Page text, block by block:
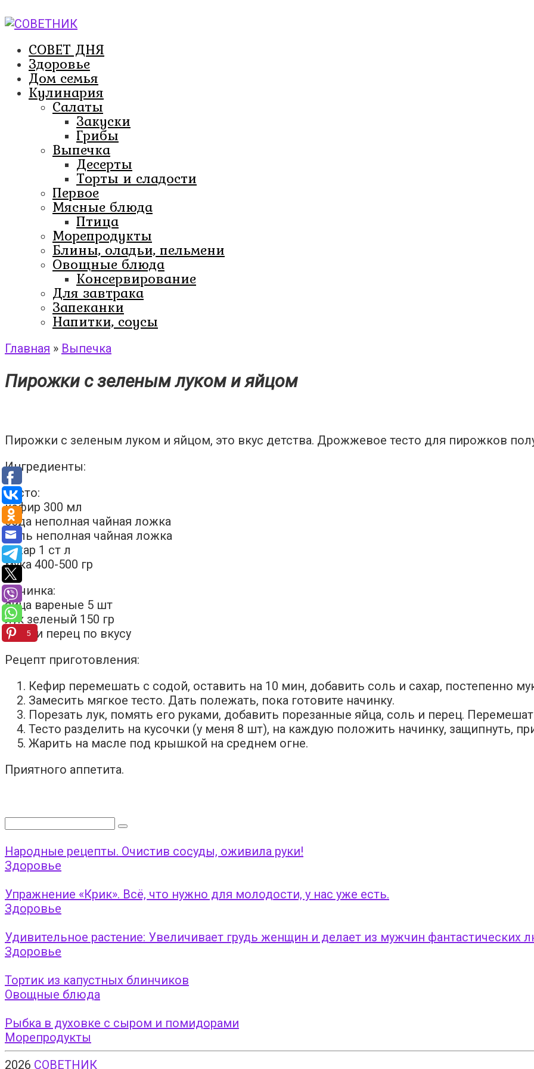
к
СОВЕТ ДНЯ
Здоровье
Дом семья
Кулинария
Салаты
Закуски
Грибы
Выпечка
Десерты
Торты и сладости
Первое
Мясные блюда
Птица
Морепродукты
Блины, оладьи, пельмени
Овощные блюда
Консервирование
Для завтрака
Запеканки
Напитки, соусы
Главная » Выпечка
Пирожки с зеленым луком и яйцом
Пирожки с зеленым луком и яйцом, это вкус детства. Дрожжевое тесто для пирожков
Ингредиенты:
Тесто:
кефир 300 мл
сода неполная чайная ложка
соль неполная чайная ложка
сахар 1 ст л
мука 400-500 гр
Начинка:
яйца вареные 5 шт
лук зеленый 150 гр
соль и перец по вкусу
Рецепт приготовления:
Кефир перемешать с содой, оставить на 10 мин, добавить соль и сахар, постепенно
Замесить мягкое тесто. Дать полежать, пока готовите начинку.
Порезать лук, помять его руками, добавить порезанные яйца, соль и перец.
Тесто разделить на кусочки (у меня 8 шт), на каждую положить начинку, защипнуть,
Жарить на масле под крышкой на среднем огне.
Приятного аппетита.
Поиск:
Народные рецепты. Очистив сосуды, оживила руки!
Здоровье
Упражнение «Крик». Всё, что нужно для молодости, у нас уже есть.
Здоровье
Удивительное растение: Увеличивает грудь женщин и делает из мужчин фантастических
Здоровье
Тортик из капустных блинчиков
Овощные блюда
Рыбка в духовке с сыром и помидорами
Морепродукты
2026 СОВЕТНИК
5